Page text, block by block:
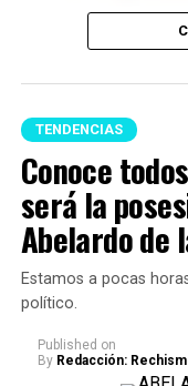
Feng Shui
A continuación te
respecto a qué
1. Uno de los
TENDENCIAS
Conoce
será la
Abelardo de
Estamos a pocas
político.
Published on
By Redacción: